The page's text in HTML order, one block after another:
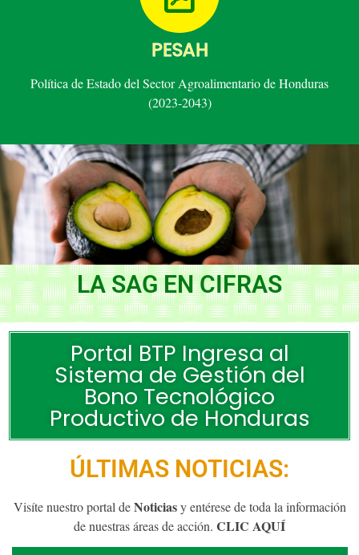
PESAH
Política de Estado del Sector Agroalimentario de Honduras
(2023-2043)
LA SAG EN CIFRAS
Portal BTP Ingresa al
Sistema de Gestión del
Bono Tecnológico
Productivo de Honduras
ÚLTIMAS NOTICIAS:
Visíte nuestro portal deNoticiasy entérese de toda la información
de nuestras áreas de acción. CLIC AQUÍ